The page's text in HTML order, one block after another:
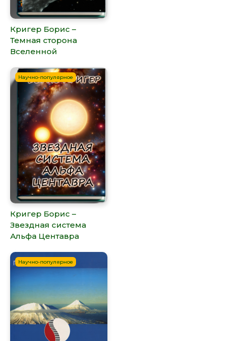
Кригер Борис –
Темная сторона
Вселенной
Научно-популярное
Кригер Борис –
Звездная система
Альфа Центавра
Научно-популярное